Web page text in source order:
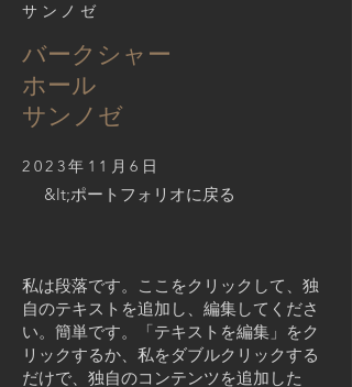
サンノゼ
バークシャー
ホール
サンノゼ
2023年11月6日
&lt;ポートフォリオに戻る
私は段落です。ここをクリックして、独
自のテキストを追加し、編集してくださ
い。簡単です。「テキストを編集」をク
リックするか、私をダブルクリックする
だけで、独自のコンテンツを追加した